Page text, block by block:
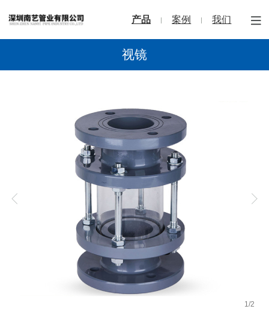
产品 案例 我们
视镜
1 /2